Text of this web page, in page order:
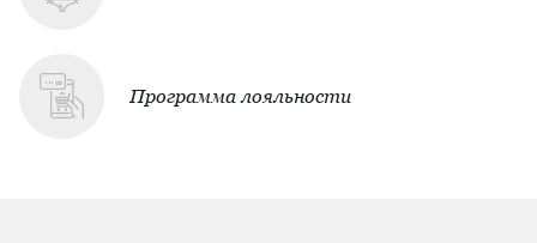
Программа лояльности